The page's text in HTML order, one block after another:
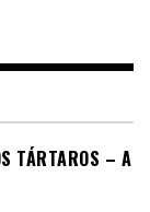
TÁRTAROS – A